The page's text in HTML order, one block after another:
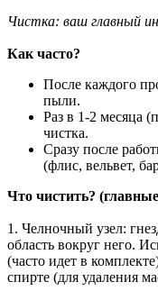
Чистка: ваш главный
Как часто?
После каждого
пыли.
Раз в 1-2 месяца
чистка.
Сразу после
(флис, вельвет,
Что чистить?
1. Челночный узел:
область вокруг него.
(часто идет в
спирте (для удаления